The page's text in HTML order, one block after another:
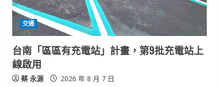
d
i
n
g
交通
台南「區區有充電站」計畫，第9批充電站上
線啟用
蔡 永源 2026 年 8 月 7 日